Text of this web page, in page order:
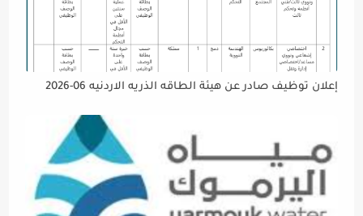
إعلان توظيف صادر عن هيئة الطاقه الذريه الاردنيه 06-2026